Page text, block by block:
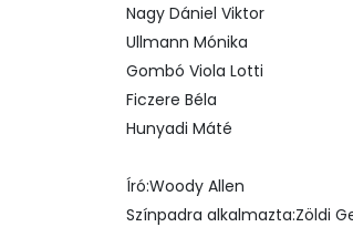
Nagy Dániel Viktor
Ullmann Mónika
Gombó Viola Lotti
Ficzere Béla
Hunyadi Máté
Író:Woody Allen
Színpadra alkalmazta:Zöldi